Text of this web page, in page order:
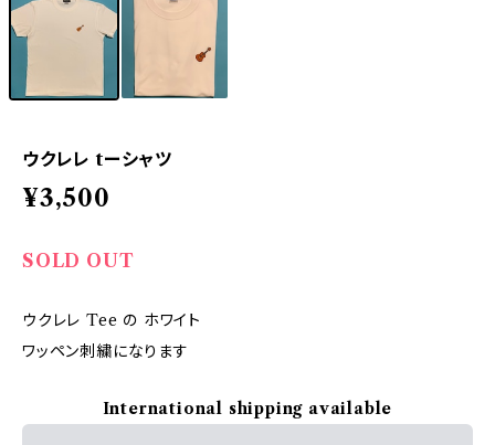
ウクレレ tーシャツ
¥3,500
SOLD OUT
ウクレレ Tee の ホワイト
ワッペン刺繍になります
International shipping available